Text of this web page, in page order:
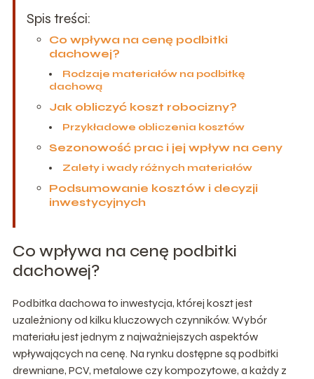
Spis treści:
Co wpływa na cenę podbitki
dachowej?
Rodzaje materiałów na podbitkę
dachową
Jak obliczyć koszt robocizny?
Przykładowe obliczenia kosztów
Sezonowość prac i jej wpływ na ceny
Zalety i wady różnych materiałów
Podsumowanie kosztów i decyzji
inwestycyjnych
Co wpływa na cenę podbitki
dachowej?
Podbitka dachowa to inwestycja, której koszt jest
uzależniony od kilku kluczowych czynników. Wybór
materiału jest jednym z najważniejszych aspektów
wpływających na cenę. Na rynku dostępne są podbitki
drewniane, PCV, metalowe czy kompozytowe, a każdy z